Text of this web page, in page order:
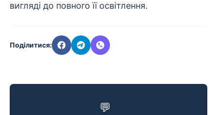
вигляді до повного її освітлення.
Поділитися:
💬